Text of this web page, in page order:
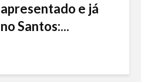
e já
Santos:...